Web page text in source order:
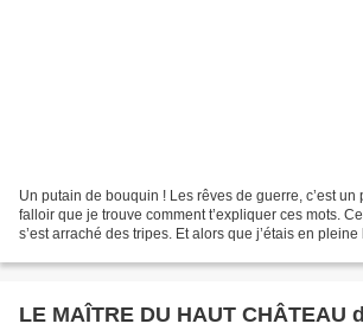
Un putain de bouquin ! Les rêves de guerre, c’est un
falloir que je trouve comment t’expliquer ces mots.
s’est arraché des tripes. Et alors que j’étais en pleine
LE MAÎTRE DU HAUT CHÂTEAU